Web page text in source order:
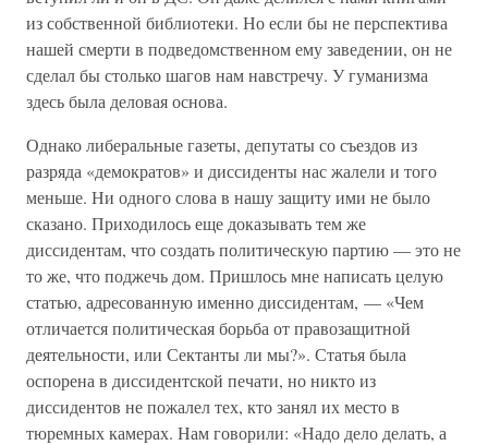
из собственной библиотеки. Но если бы не перспектива
нашей смерти в подведомственном ему заведении, он не
сделал бы столько шагов нам навстречу. У гуманизма
здесь была деловая основа.
Однако либеральные газеты, депутаты со съездов из
разряда «демократов» и диссиденты нас жалели и того
меньше. Ни одного слова в нашу защиту ими не было
сказано. Приходилось еще доказывать тем же
диссидентам, что создать политическую партию — это не
то же, что поджечь дом. Пришлось мне написать целую
статью, адресованную именно диссидентам, — «Чем
отличается политическая борьба от правозащитной
деятельности, или Сектанты ли мы?». Статья была
оспорена в диссидентской печати, но никто из
диссидентов не пожалел тех, кто занял их место в
тюремных камерах. Нам говорили: «Надо дело делать, а